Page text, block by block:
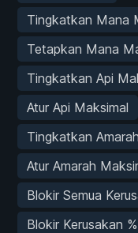
Tingkatkan Mana
Tetapkan Mana
Tingkatkan Api
Atur Api Maksimal
Tingkatkan
Atur Amarah
Blokir Semua
Blokir Kerusakan %